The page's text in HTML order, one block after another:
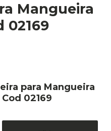
Mangueira
02169
para Mangueira
Cod 02169